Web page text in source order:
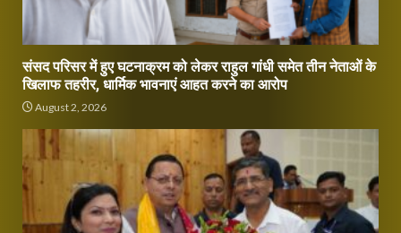
संसद परिसर में हुए घटनाक्रम को लेकर राहुल गांधी समेत तीन नेताओं के
खिलाफ तहरीर, धार्मिक भावनाएं आहत करने का आरोप
August 2, 2026